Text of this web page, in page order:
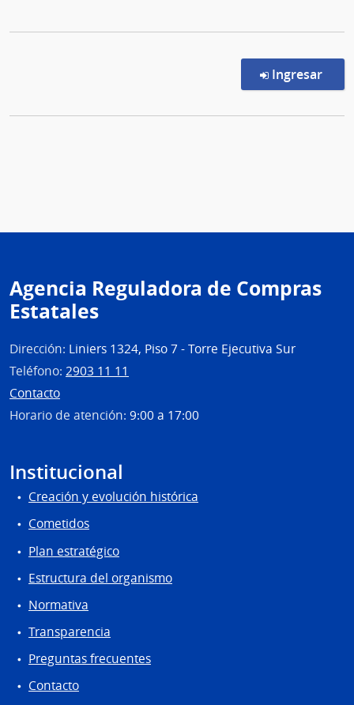
Ingresar
Agencia Reguladora de Compras
Estatales
Dirección: Liniers 1324, Piso 7 - Torre Ejecutiva Sur
Teléfono: 2903 11 11
Contacto
Horario de atención: 9:00 a 17:00
Institucional
Creación y evolución histórica
Cometidos
Plan estratégico
Estructura del organismo
Normativa
Transparencia
Preguntas frecuentes
Contacto